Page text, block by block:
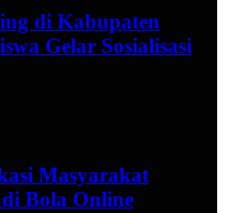
di Kabupaten
Gelar Sosialisasi
Masyarakat
Bola Online